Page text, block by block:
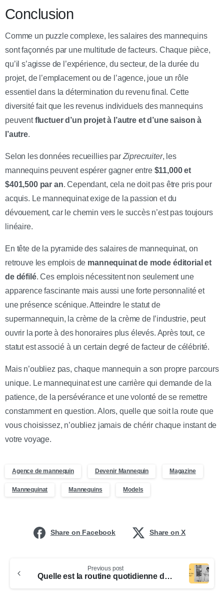
Conclusion
Comme un puzzle complexe, les salaires des mannequins
sont façonnés par une multitude de facteurs. Chaque pièce,
qu’il s’agisse de l’expérience, du secteur, de la durée du
projet, de l’emplacement ou de l’agence, joue un rôle
essentiel dans la détermination du revenu final. Cette
diversité fait que les revenus individuels des mannequins
peuventfluctuer d’un projet à l’autre et d’une saison à
l’autre.
Selon les données recueillies par Ziprecruiter, les
mannequins peuvent espérer gagner entre $11,000 et
$401,500 par an. Cependant, cela ne doit pas être pris pour
acquis. Le mannequinat exige de la passion et du
dévouement, car le chemin vers le succès n’est pas toujours
linéaire.
En tête de la pyramide des salaires de mannequinat, on
retrouve les emplois de mannequinat de mode éditorial et
de défilé. Ces emplois nécessitent non seulement une
apparence fascinante mais aussi une forte personnalité et
une présence scénique. Atteindre le statut de
supermannequin, la crème de la crème de l’industrie, peut
ouvrir la porte à des honoraires plus élevés. Après tout, ce
statut est associé à un certain degré de facteur de célébrité.
Mais n’oubliez pas, chaque mannequin a son propre parcours
unique. Le mannequinat est une carrière qui demande de la
patience, de la persévérance et une volonté de se remettre
constamment en question. Alors, quelle que soit la route que
vous choisissez, n’oubliez jamais de chérir chaque instant de
votre voyage.
Agence de mannequin Devenir Mannequin Magazine
Mannequinat Mannequins Models
Share on Facebook Share on X
Previous post
Quelle est la routine quotidienne des mannequins ?